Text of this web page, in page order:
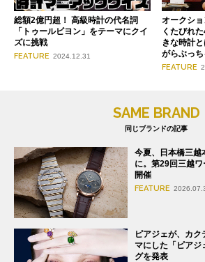
総額2億円超！ 高級時計の代名詞
「トゥールビヨン」をテーマにクイ
ズに挑戦
FEATURE 2024.12.31
オークシ
くたびれ
きな時計
がらぶっち
FEATURE
SAME BRAND
同じブランドの記事
今夏、日本橋三越
に。第29回三越
開催
FEATURE
ピアジェが、カ
マにした「ピアジ
グを発表